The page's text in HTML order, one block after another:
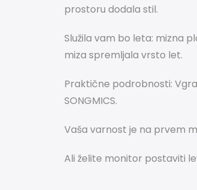
prostoru dodala stil.
Služila vam bo leta: mizna
miza spremljala vrsto let.
Praktične podrobnosti:
SONGMICS.
Vaša varnost je na prvem
Ali želite monitor postaviti